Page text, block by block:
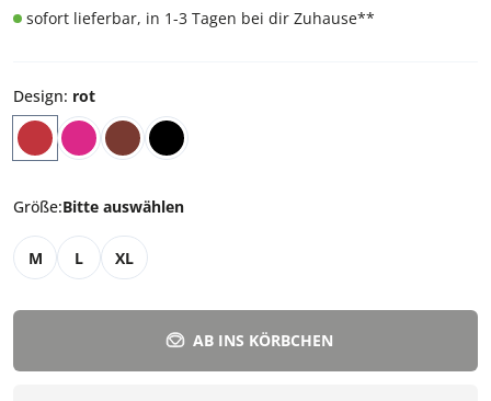
sofort lieferbar, in 1-3 Tagen bei dir Zuhause**
Design: rot
Größe:Bitte auswählen
M L XL
AB INS KÖRBCHEN